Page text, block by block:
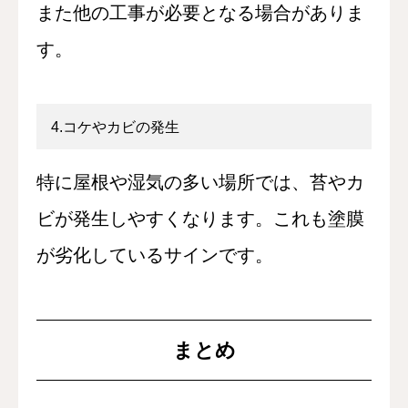
また他の工事が必要となる場合がありま
す。
4.コケやカビの発生
特に屋根や湿気の多い場所では、苔やカ
ビが発生しやすくなります。これも塗膜
が劣化しているサインです。
まとめ